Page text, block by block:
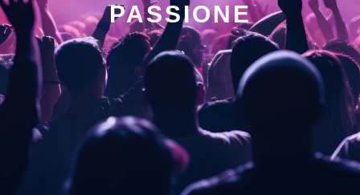
PASSIONE